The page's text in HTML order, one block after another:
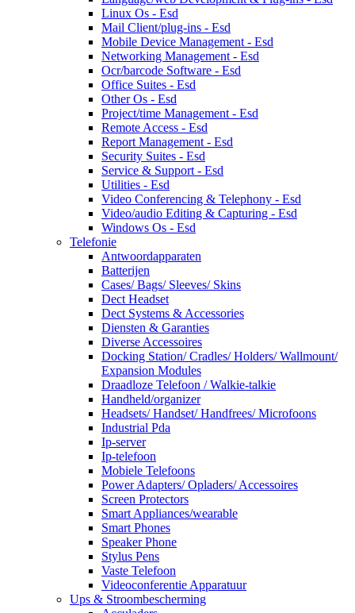
Linux Os - Esd
Mail Client/plug-ins - Esd
Mobile Device Management - Esd
Networking Management - Esd
Ocr/barcode Software - Esd
Office Suites - Esd
Other Os - Esd
Project/time Management - Esd
Remote Access - Esd
Report Management - Esd
Security Suites - Esd
Service & Support - Esd
Utilities - Esd
Video Conferencing & Telephony - Esd
Video/audio Editing & Capturing - Esd
Windows Os - Esd
Telefonie
Antwoordapparaten
Batterijen
Cases/ Bags/ Sleeves/ Skins
Dect Headset
Dect Systems & Accessories
Diensten & Garanties
Diverse Accessoires
Docking Station/ Cradles/ Holders/ Wallmount/
Expansion Modules
Draadloze Telefoon / Walkie-talkie
Handheld/organizer
Headsets/ Handset/ Handfrees/ Microfoons
Industrial Pda
Ip-server
Ip-telefoon
Mobiele Telefoons
Power Adapters/ Opladers/ Accessoires
Screen Protectors
Smart Appliances/wearable
Smart Phones
Speaker Phone
Stylus Pens
Vaste Telefoon
Videoconferentie Apparatuur
Ups & Stroombescherming